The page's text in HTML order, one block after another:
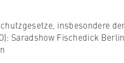
insbesondere
Saradshow Fischedick